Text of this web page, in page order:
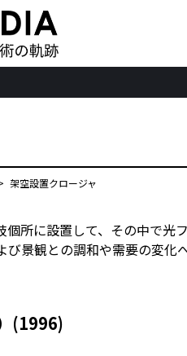
架空設置クロージャ
所に設置して、その中で光
景観との調和や需要の変化
(1996)